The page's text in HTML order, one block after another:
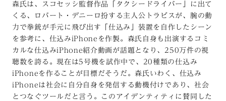
森氏は、スコセッシ監督作品「タクシードライバー」に出て
くる、ロバート・デニーロ扮する主人公トラビスが、腕の動
力で拳銃が手元に飛び出す「仕込み」装置を自作したシーン
を参考に、仕込みiPhoneを作製。森氏自身も出演するコミ
カルな仕込みiPhone紹介動画が話題となり、250万件の視
聴数を誇る。現在は5号機を試作中で、20種類の仕込み
iPhoneを作ることが目標だそうだ。森氏いわく、仕込み
iPhoneは社会に自分自身を発信する動機付けであり、社会
とつなぐツールだと言う。このアイデンティティに賛同した